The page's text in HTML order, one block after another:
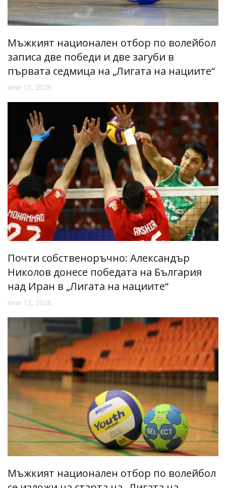
Мъжкият национален отбор по волейбол
записа две победи и две загуби в
първата седмица на „Лигата на нациите“
юни 15, 2026
Почти собственоръчно: Александър
Николов донесе победата на България
над Иран в „Лигата на нациите“
юни 12, 2026
Мъжкият национален отбор по волейбол